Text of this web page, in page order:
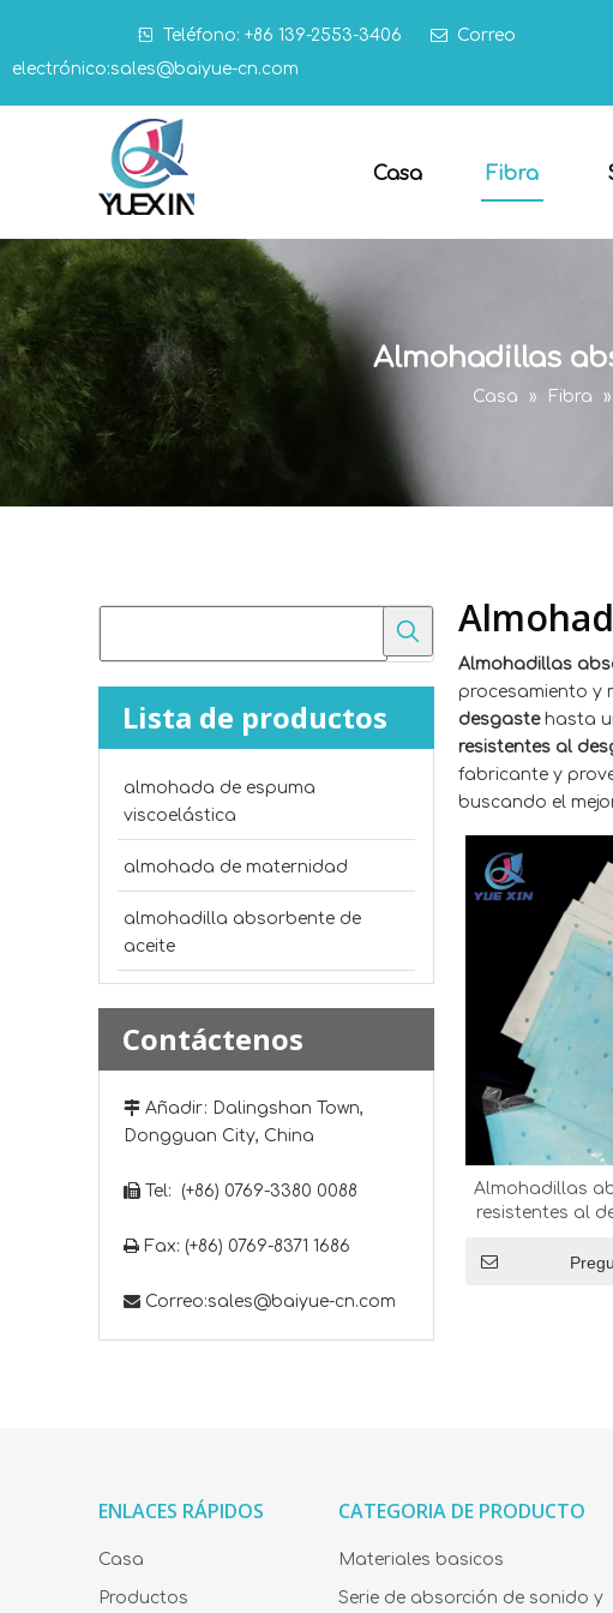
 Teléfono: +86 139-2553-3406  Correo
electrónico:sales@baiyue-cn.com
Casa Fibra
Almohadillas
Casa » Fibra »
Lista de productos
almohada de espuma
viscoelástica
almohada de maternidad
almohadilla absorbente de
aceite
Contáctenos
 Añadir: Dalingshan Town,
Dongguan City, China
 Tel: (+86) 0769-3380 0088
 Fax: (+86) 0769-8371 1686
 Correo:sales@baiyue-cn.com
Almohadillas
procesamiento y
desgastehasta
resistentes al
fabricante y
buscando el
Almohadillas
resistentes al
ENLACES RÁPIDOS
Casa
Productos
CATEGORIA DE PRODUCTO
Materiales basicos
Serie de absorción de sonido y